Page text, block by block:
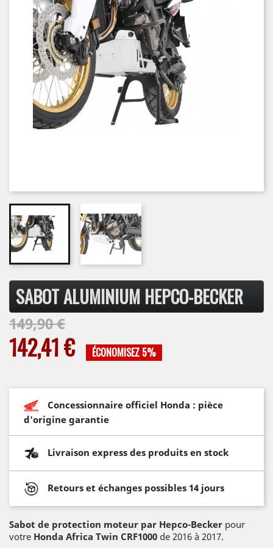
SABOT ALUMINIUM HEPCO-BECKER
149,90 €
142,41 € ÉCONOMISEZ 5%
Concessionnaire officiel Honda : pièce
d'origine garantie
Livraison express des produits en stock
Retours et échanges possibles 14 jours
Sabot de protection moteur par Hepco-Becker pour
votre Honda Africa Twin CRF1000 de 2016 à 2017.